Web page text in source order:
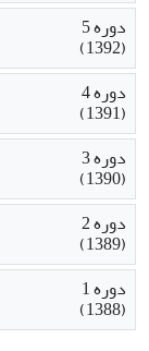
دوره 5
(1392)
دوره 4
(1391)
دوره 3
(1390)
دوره 2
(1389)
دوره 1
(1388)